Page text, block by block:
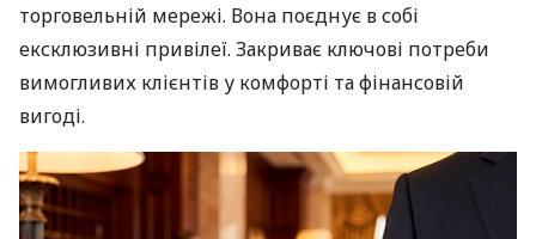
торговельній мережі. Вона поєднує в собі
ексклюзивні привілеї. Закриває ключові потреби
вимогливих клієнтів у комфорті та фінансовій
вигоді.